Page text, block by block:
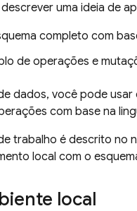
uma ideia de
completo com
de operações e
dados, você pode
com base na
trabalho é descrito no
local com o
local